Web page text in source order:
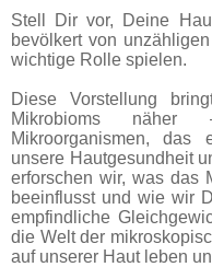
Stell Dir vor, Deine
bevölkert von
wichtige Rolle spielen.
Diese Vorstellung
Mikrobioms
Mikroorganismen, das
unsere Hautgesundheit
erforschen wir, was das
beeinflusst und wie wir
empfindliche
die Welt der
auf unserer Haut leben